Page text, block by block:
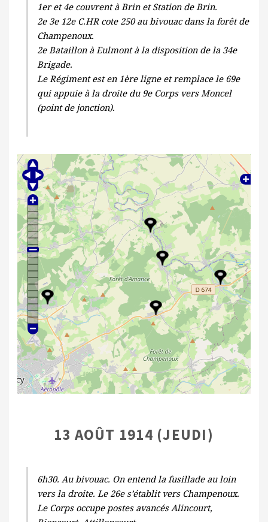
1er et 4e couvrent à Brin et Station de Brin.
2e 3e 12e C.HR cote 250 au bivouac dans la forêt de
Champenoux.
2e Bataillon à Eulmont à la disposition de la 34e
Brigade.
Le Régiment est en 1ère ligne et remplace le 69e
qui appuie à la droite du 9e Corps vers Moncel
(point de jonction).
13 AOÛT 1914 (JEUDI)
6h30. Au bivouac. On entend la fusillade au loin
vers la droite. Le 26e s’établit vers Champenoux.
Le Corps occupe postes avancés Alincourt,